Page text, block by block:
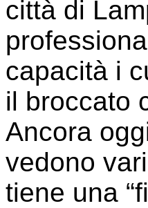
città di
capacità i
il broccato
Ancora
vedono
tiene una